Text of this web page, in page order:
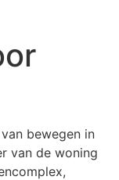
bewegen in
van de woning